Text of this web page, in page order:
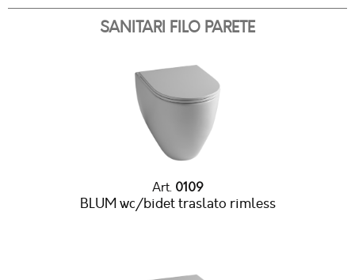
SANITARI FILO PARETE
Art. 0109
BLUM wc/bidet traslato rimless